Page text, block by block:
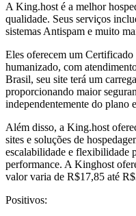
A King.host é a melhor
qualidade. Seus serviços
sistemas Antispam e muito
Eles oferecem um
humanizado, com
Brasil, seu site terá um
proporcionando maior
independentemente do plano
Além disso, a King.host
sites e soluções de
escalabilidade e flexibilidade
performance. A Kinghost
valor varia de R$17,85 até
Positivos: